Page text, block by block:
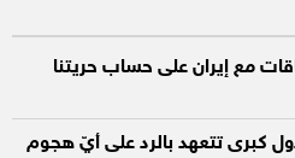
مع إيران على حساب حريتنا